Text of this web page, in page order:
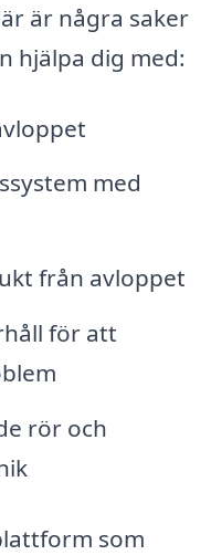
är några saker
hjälpa dig med:
med
från avloppet
för att
rör och
som